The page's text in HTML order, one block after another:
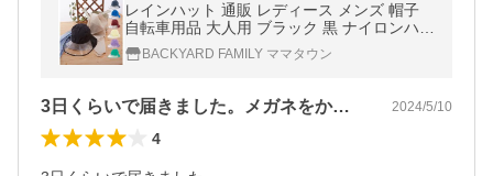
レインハット 通販 レディース メンズ 帽子
自転車用品 大人用 ブラック 黒 ナイロンハッ
ト レインウェア 雨用 おしゃれ 無地 雨具 ネ
イビー 紺 レインハット
BACKYARD FAMILY ママタウン
3日くらいで届きました。メガネをかけて… 2024/5/10
4